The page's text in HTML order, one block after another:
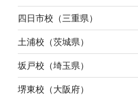
四日市校（三重県）
土浦校（茨城県）
坂戸校（埼玉県）
堺東校（大阪府）